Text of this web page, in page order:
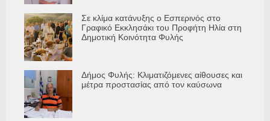
Σε κλίμα κατάνυξης ο Εσπερινός στο
Γραφικό Εκκλησάκι του Προφήτη Ηλία στη
Δημοτική Κοινότητα Φυλής
Δήμος Φυλής: Κλιματιζόμενες αίθουσες και
μέτρα προστασίας από τον καύσωνα